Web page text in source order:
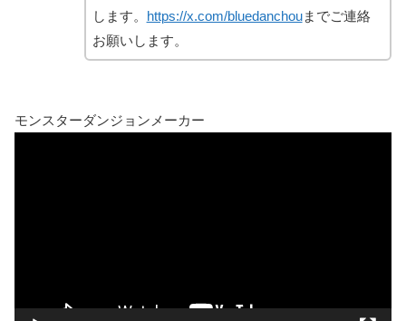
します。 https://x.com/bluedanchouまでご連絡
お願いします。
モンスターダンジョンメーカー